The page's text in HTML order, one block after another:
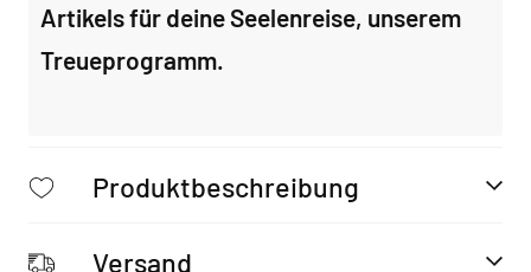
Artikels für deine Seelenreise, unserem
Treueprogramm.
Produktbeschreibung
Versand